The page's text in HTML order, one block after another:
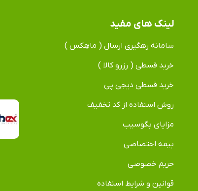
لینک های مفید
سامانه رهگیری ارسال ( ماهِکس )
خرید قسطی ( رزرو کالا )
خرید قسطی دیجی پی
روش استفاده از کد تخفیف
مزایای بگوسیب
بیمه اختصاصی
حریم خصوصی
قوانین و شرایط استفاده